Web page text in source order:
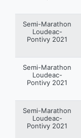
Semi-Marathon
Loudeac-
Pontivy 2021
Semi-Marathon
Loudeac-
Pontivy 2021
Semi-Marathon
Loudeac-
Pontivy 2021